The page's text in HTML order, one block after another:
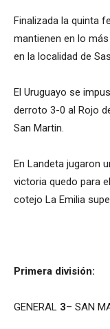
Finalizada la quinta
mantienen en lo
en la localidad de
El Uruguayo se
derroto 3-0 al Rojo
San Martin.
En Landeta jugaron
victoria quedo para
cotejo La Emilia
Primera división:
GENERAL 3– SAN